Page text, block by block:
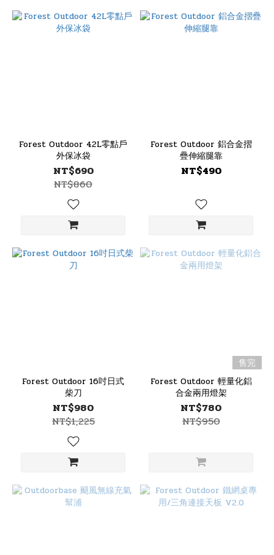
Forest Outdoor 42L零點戶
外保冰袋
NT$690
NT$860
Forest Outdoor 鋁合金摺
疊伸縮腿靠
NT$490
Forest Outdoor 16吋日式
柴刀
NT$980
NT$1,225
售完
Forest Outdoor 輕量化鋁
合金兩用燈架
NT$780
NT$950